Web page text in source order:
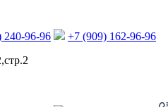
240-96-96
+7 (909) 162-96-96